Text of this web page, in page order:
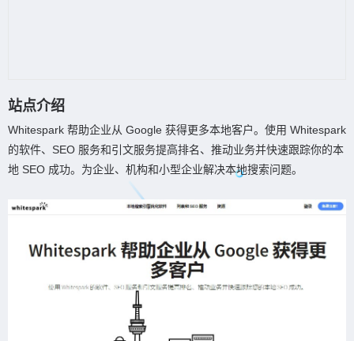
站点介绍
Whitespark 帮助企业从 Google 获得更多本地客户。使用 Whitespark
的软件、SEO 服务和引文服务提高排名、推动业务并快速跟踪你的本
地 SEO 成功。为企业、机构和小型企业解决本地搜索问题。